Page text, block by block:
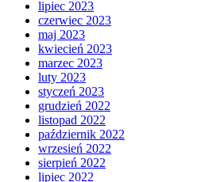
lipiec 2023
czerwiec 2023
maj 2023
kwiecień 2023
marzec 2023
luty 2023
styczeń 2023
grudzień 2022
listopad 2022
październik 2022
wrzesień 2022
sierpień 2022
lipiec 2022